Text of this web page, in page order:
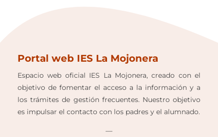
Portal web IES La Mojonera
Espacio web oficial IES La Mojonera, creado con el
objetivo de fomentar el acceso a la información y a
los trámites de gestión frecuentes. Nuestro objetivo
es impulsar el contacto con los padres y el alumnado.
—